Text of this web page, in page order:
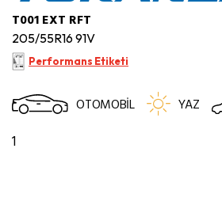
T001 EXT RFT
205/55R16 91V
Performans Etiketi
OTOMOBİL YAZ
1